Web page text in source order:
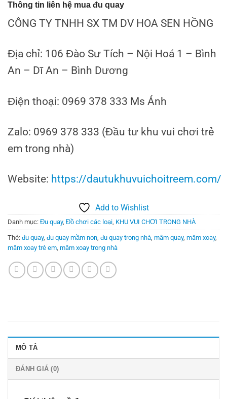
Thông tin liên hệ mua đu quay
CÔNG TY TNHH SX TM DV HOA SEN HỒNG
Địa chỉ: 106 Đào Sư Tích – Nội Hoá 1 – Bình
An – Dĩ An – Bình Dương
Điện thoại: 0969 378 333 Ms Ánh
Zalo: 0969 378 333 (Đầu tư khu vui chơi trẻ
em trong nhà)
Website: https://dautukhuvuichoitreem.com/
Add to Wishlist
Danh mục: Đu quay, Đồ chơi các loại KHU VUI CHƠI TRONG NHÀ
Thẻ: đu quay, đu quay mầm non đu quay trong nhà mâm quay, mâm xoay,
mâm xoay trẻ em mâm xoay trong nhà
MÔ TẢ
ĐÁNH GIÁ (0)